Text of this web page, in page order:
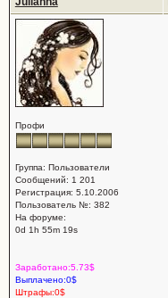
Профи
Группа: Пользователи
Сообщений: 1 201
Регистрация: 5.10.2006
Пользователь №: 382
На форуме:
0d 1h 55m 19s
Заработано:5.73$
Выплачено:0$
Штрафы:0$